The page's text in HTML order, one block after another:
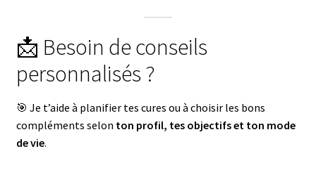
📩 Besoin de conseils
personnalisés ?
🎯 Je t’aide à planifier tes cures ou à choisir les bons
compléments selon ton profil, tes objectifs et ton mode
de vie.